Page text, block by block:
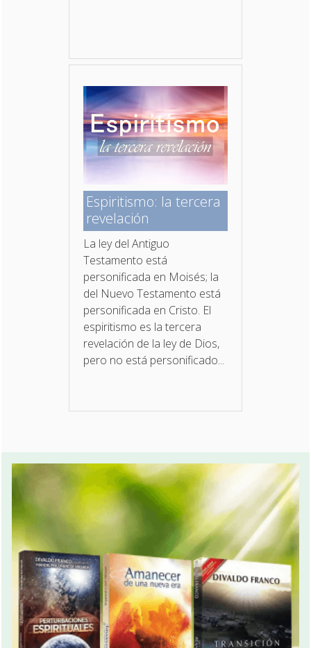
Espiritismo: la tercera
revelación
La ley del Antiguo
Testamento está
personificada en Moisés; la
del Nuevo Testamento está
personificada en Cristo. El
espiritismo es la tercera
revelación de la ley de Dios,
pero no está personificado...